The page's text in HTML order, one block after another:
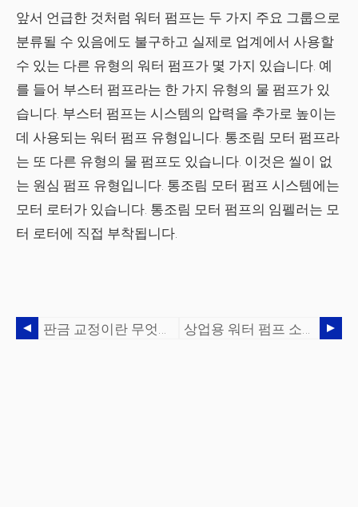
앞서 언급한 것처럼 워터 펌프는 두 가지 주요 그룹으로
분류될 수 있음에도 불구하고 실제로 업계에서 사용할
수 있는 다른 유형의 워터 펌프가 몇 가지 있습니다. 예
를 들어 부스터 펌프라는 한 가지 유형의 물 펌프가 있
습니다. 부스터 펌프는 시스템의 압력을 추가로 높이는
데 사용되는 워터 펌프 유형입니다. 통조림 모터 펌프라
는 또 다른 유형의 물 펌프도 있습니다. 이것은 씰이 없
는 원심 펌프 유형입니다. 통조림 모터 펌프 시스템에는
모터 로터가 있습니다. 통조림 모터 펌프의 임펠러는 모
터 로터에 직접 부착됩니다.
판금 교정이란 무엇입니까? 상업용 워터 펌프 소개